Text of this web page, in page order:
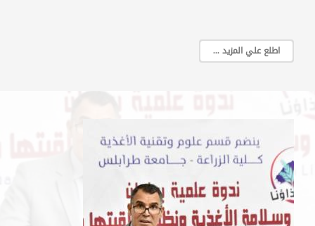
اطلع علي المزيد ...